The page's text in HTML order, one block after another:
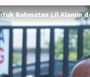
Rahmatan Lil Alamin